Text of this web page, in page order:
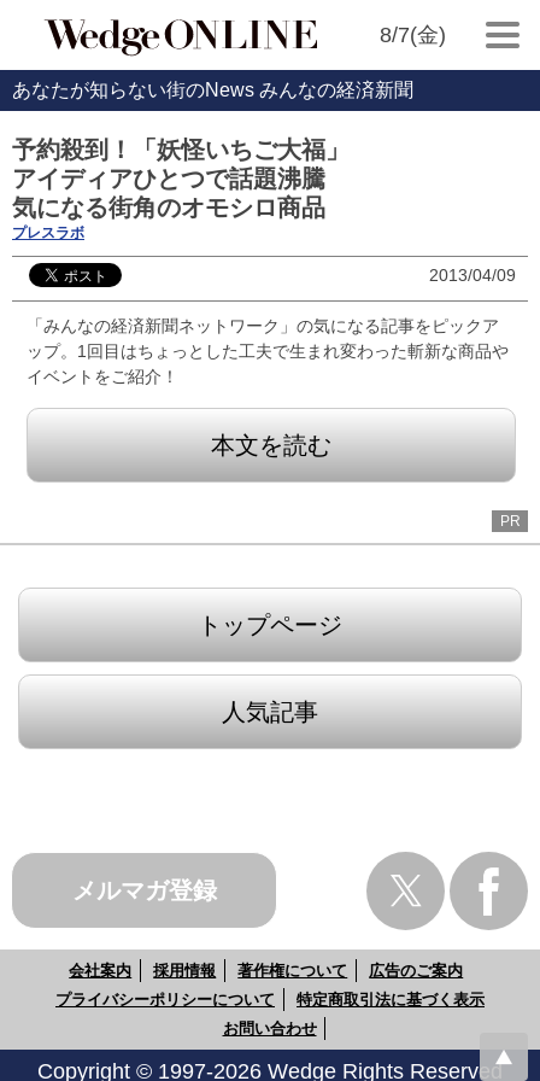
8/7(金)
あなたが知らない街のNews みんなの経済新聞
予約殺到！「妖怪いちご大福」
アイディアひとつで話題沸騰
気になる街角のオモシロ商品
プレスラボ
2013/04/09
「みんなの経済新聞ネットワーク」の気になる記事をピックア
ップ。1回目はちょっとした工夫で生まれ変わった斬新な商品や
イベントをご紹介！
本文を読む
PR
トップページ
人気記事
メルマガ登録
会社案内 採用情報 著作権について
広告のご案内
プライバシーポリシーについて
特定商取引法に基づく表示
お問い合わせ
Copyright © 1997-2026 Wedge Rights Reserved